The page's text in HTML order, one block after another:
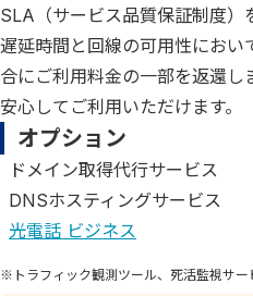
SLA（サービス品質保証制度）
遅延時間と回線の可用性におい
合にご利用料金の一部を返還し
安心してご利用いただけます。
オプション
ドメイン取得代行サービス
DNSホスティングサービス
光電話 ビジネス
※トラフィック観測ツール、死活監視サー